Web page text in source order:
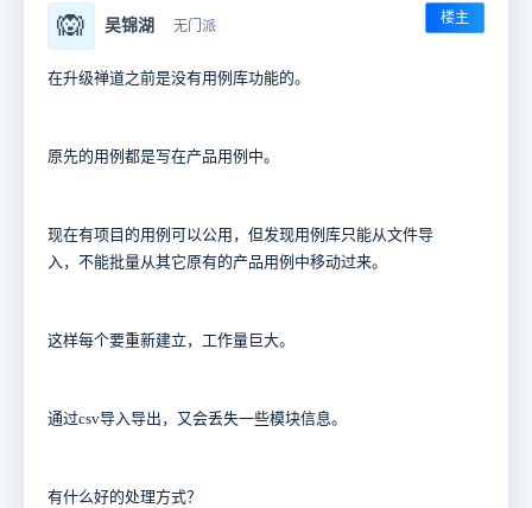
🙉 吴锦湖 无门派 楼主
在升级禅道之前是没有用例库功能的。
原先的用例都是写在产品用例中。
现在有项目的用例可以公用，但发现用例库只能从文件导
入，不能批量从其它原有的产品用例中移动过来。
这样每个要重新建立，工作量巨大。
通过csv导入导出，又会丢失一些模块信息。
有什么好的处理方式？